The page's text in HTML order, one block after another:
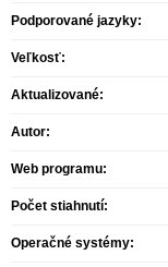
Podporované jazyky:
Veľkosť:
Aktualizované:
Autor:
Web programu:
Počet stiahnutí:
Operačné systémy: